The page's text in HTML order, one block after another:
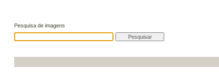
Pesquisa de imagens